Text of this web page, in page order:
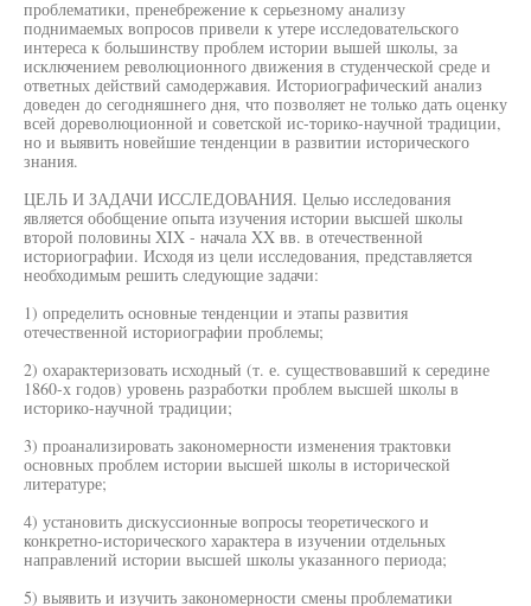
проблематики, пренебрежение к серьезному анализу
поднимаемых вопросов привели к утере исследовательского
интереса к большинству проблем истории вышей школы, за
исключением революционного движения в студенческой среде и
ответных действий самодержавия. Историографический анализ
доведен до сегодняшнего дня, что позволяет не только дать оценку
всей дореволюционной и советской ис-торико-научной традиции,
но и выявить новейшие тенденции в развитии исторического
знания.
ЦЕЛЬ И ЗАДАЧИ ИССЛЕДОВАНИЯ. Целью исследования
является обобщение опыта изучения истории высшей школы
второй половины XIX - начала XX вв. в отечественной
историографии. Исходя из цели исследования, представляется
необходимым решить следующие задачи:
1) определить основные тенденции и этапы развития
отечественной историографии проблемы;
2) охарактеризовать исходный (т. е. существовавший к середине
1860-х годов) уровень разработки проблем высшей школы в
историко-научной традиции;
3) проанализировать закономерности изменения трактовки
основных проблем истории высшей школы в исторической
литературе;
4) установить дискуссионные вопросы теоретического и
конкретно-исторического характера в изучении отдельных
направлений истории высшей школы указанного периода;
5) выявить и изучить закономерности смены проблематики